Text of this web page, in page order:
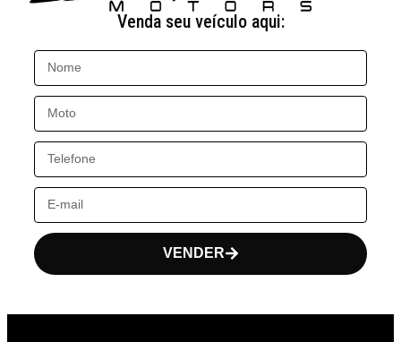
Venda seu veículo aqui:
VENDER